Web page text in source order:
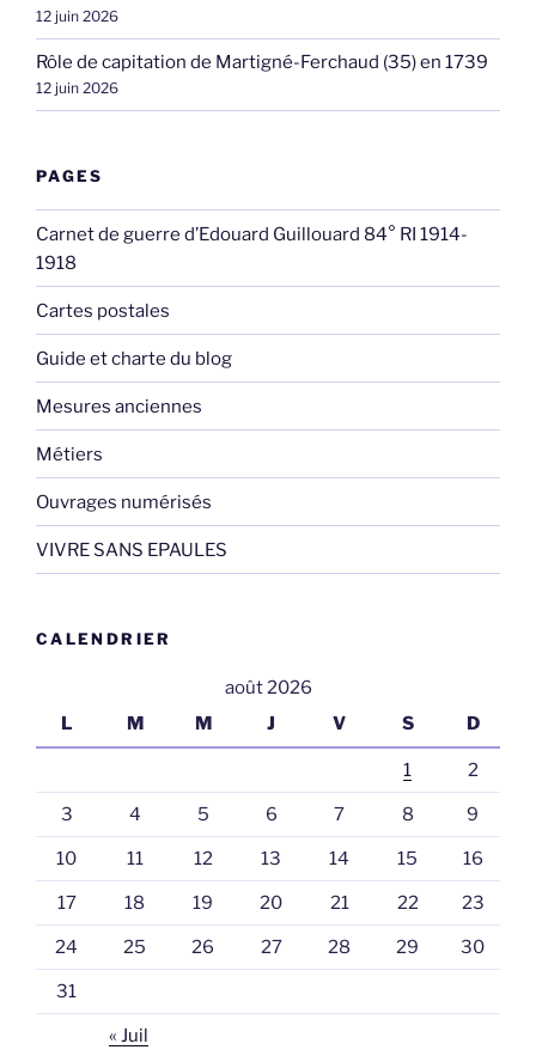
12 juin 2026
Rôle de capitation de Martigné-Ferchaud (35) en 1739
12 juin 2026
PAGES
Carnet de guerre d’Edouard Guillouard 84° RI 1914-
1918
Cartes postales
Guide et charte du blog
Mesures anciennes
Métiers
Ouvrages numérisés
VIVRE SANS EPAULES
CALENDRIER
août 2026
L
M M J V S D
1 2
3 4 5 6 7 8 9
10 11 12 13 14 15 16
17 18 19 20 21 22 23
24 25 26 27 28 29 30
31
« Juil